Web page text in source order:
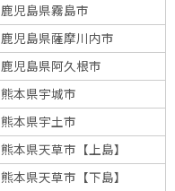
鹿児島県霧島市
鹿児島県薩摩川内市
鹿児島県阿久根市
熊本県宇城市
熊本県宇土市
熊本県天草市【上島】
熊本県天草市【下島】